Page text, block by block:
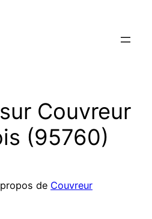
Couvreur
(95760)
de Couvreur